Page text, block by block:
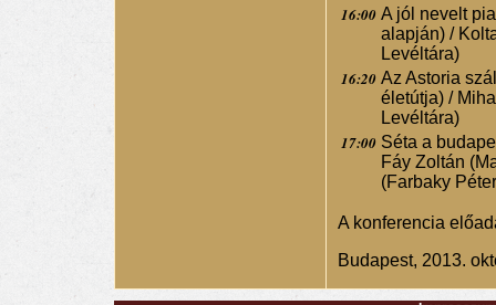
16:00 A jól nevelt
alapján) /
Levéltára)
16:20 Az Astoria
életútja) /
Levéltára)
17:00 Séta a
Fáy Zoltán
(Farbaky
A konferencia
Budapest, 2013.